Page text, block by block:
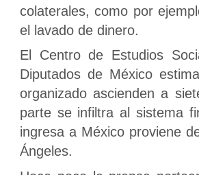
colaterales, como por
el lavado de dinero.
El Centro de Estudios
Diputados de México
organizado ascienden a
parte se infiltra al sistema
ingresa a México proviene
Ángeles.